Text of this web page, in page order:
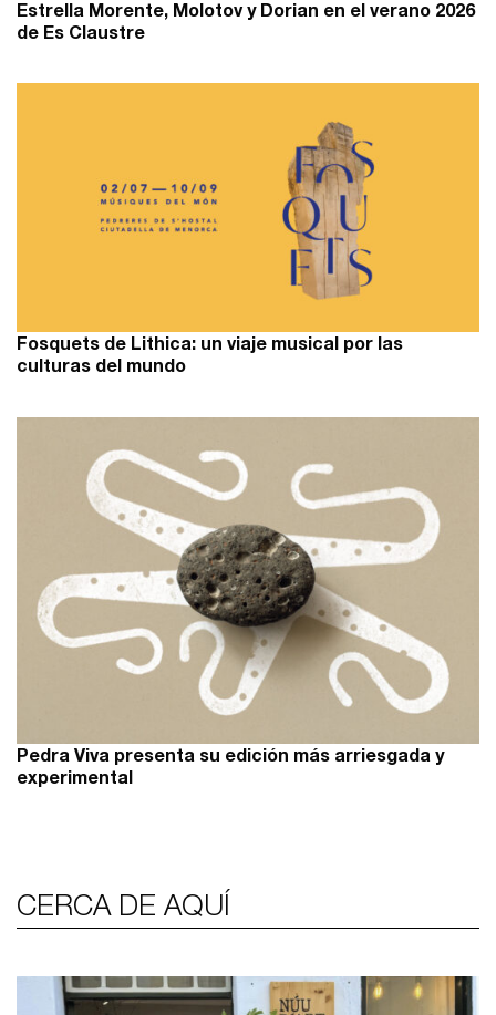
Estrella Morente, Molotov y Dorian en el verano 2026
de Es Claustre
Fosquets de Lithica: un viaje musical por las
culturas del mundo
Pedra Viva presenta su edición más arriesgada y
experimental
CERCA DE AQUÍ